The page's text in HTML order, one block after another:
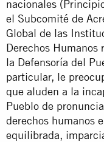
nacionales
el Subcomité de
Global de las
Derechos
la Defensoría del
particular, le
que aluden a la
Pueblo de
derechos humanos
equilibrada,